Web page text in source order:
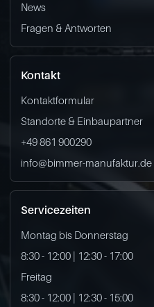
News
Fragen & Antworten
Kontakt
Kontaktformular
Standorte & Einbaupartner
+49 861 900290
info@bimmer-manufaktur.de
Servicezeiten
Montag bis Donnerstag
8:30 - 12:00 | 12:30 - 17:00
Freitag
8:30 - 12:00 | 12:30 - 15:00